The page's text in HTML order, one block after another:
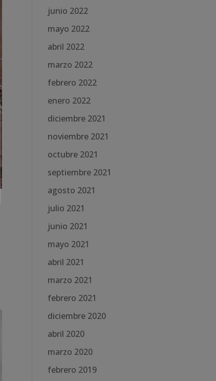
junio 2022
mayo 2022
abril 2022
marzo 2022
febrero 2022
enero 2022
diciembre 2021
noviembre 2021
octubre 2021
septiembre 2021
agosto 2021
julio 2021
junio 2021
mayo 2021
abril 2021
marzo 2021
febrero 2021
diciembre 2020
abril 2020
marzo 2020
febrero 2019